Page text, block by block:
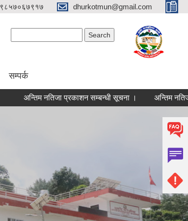
९८५७०६७९१७ dhurkotmun@gmail.com
सम्पर्क
अन्तिम नतिजा प्रकाशन सम्बन्धी सूचना । अन्तिम नतिजा